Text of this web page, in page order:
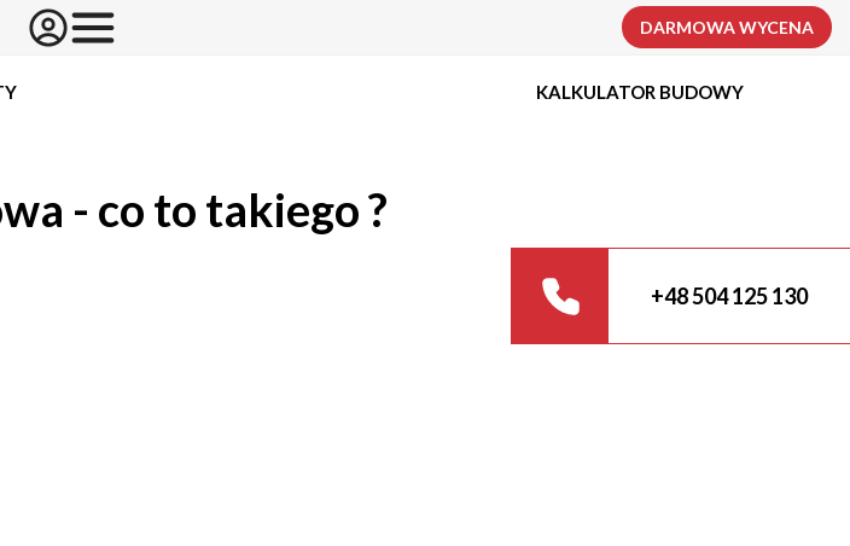
DARMOWA WYCENA
KALKULATOR BUDOWY
- co to takiego ?
+48 504 125 130